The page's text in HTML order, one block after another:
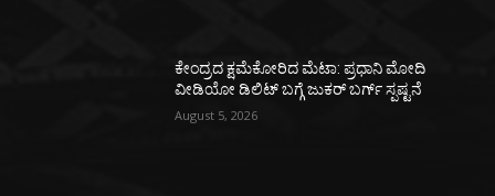
ಕೇಂದ್ರದ ಕ್ಷಮೆಕೋರಿದ ಮೆಟಾ: ಪ್ರಧಾನಿ ಮೋದಿ
ವೀಡಿಯೋ ಡಿಲಿಟ್ ಬಗ್ಗೆ ಜುಕರ್ ಬರ್ಗ್ ಸ್ಪಷ್ಟನೆ
August 5, 2026